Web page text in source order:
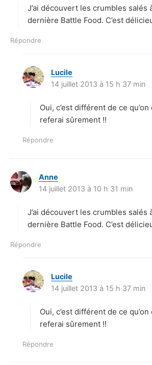
J’ai découvert les crumbles salés
dernière Battle Food. C’est
Répondre
Lucile
i
:
14 juillet 2013 à 15 h 37 min
Oui, c’est différent de ce qu’on
referai sûrement !!
Répondre
Anne
i
14 juillet 2013 à 10 h 31 min
J’ai découvert les crumbles salés
dernière Battle Food. C’est
Répondre
Lucile
i
:
14 juillet 2013 à 15 h 37 min
Oui, c’est différent de ce qu’on
referai sûrement !!
Répondre